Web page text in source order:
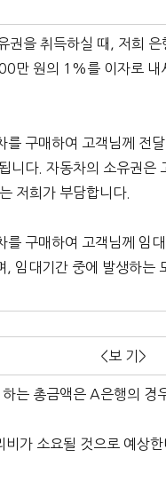
을 취득하실 때, 저희
만 원의 1%를 이자로
구매하여 고객님께 전
니다. 자동차의 소유권은
저희가 부담합니다.
구매하여 고객님께 임
임대기간 중에 발생하는
<보 기>
는 총금액은 A은행의 경
가 소요될 것으로 예상